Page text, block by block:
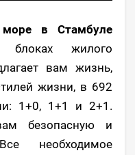
в Стамбуле
жилого
вам жизнь,
жизни, в 692
1+0, 1+1 и 2+1.
безопасную и
необходимое